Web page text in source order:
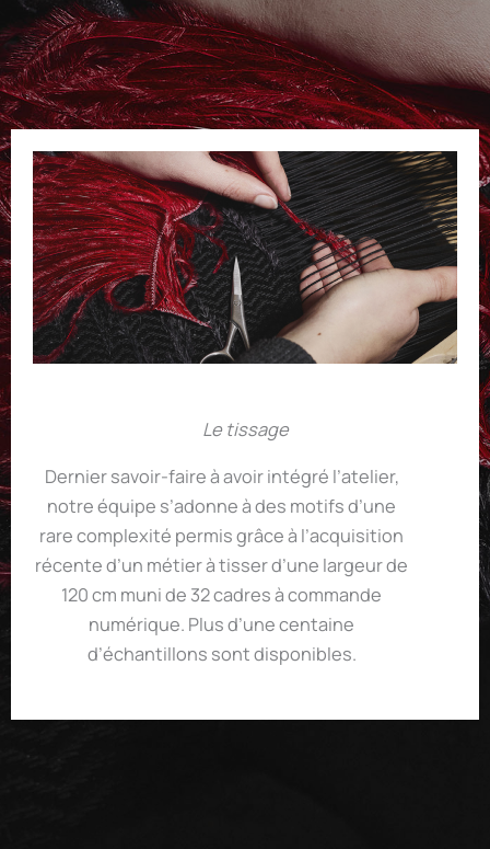
Le tissage
Dernier savoir-faire à avoir intégré l’atelier,
notre équipe s’adonne à des motifs d’une
rare complexité permis grâce à l’acquisition
récente d’un métier à tisser d’une largeur de
120 cm muni de 32 cadres à commande
numérique. Plus d’une centaine
d’échantillons sont disponibles.